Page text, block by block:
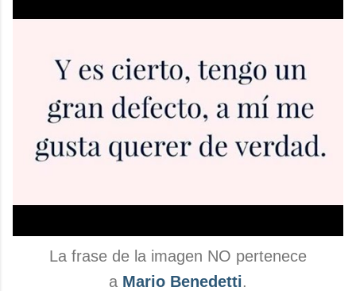
La frase de la imagen NO pertenece
a Mario Benedetti.